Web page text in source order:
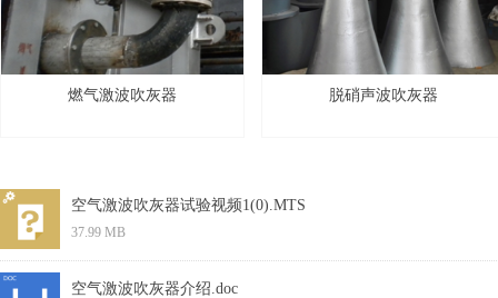
燃气激波吹灰器 脱硝声波吹灰器
空气激波吹灰器试验视频1(0).MTS
37.99 MB
空气激波吹灰器介绍.doc